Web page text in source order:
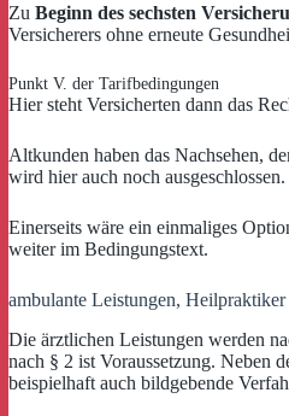
Zu Beginn des sechsten
Versicherers ohne erneute
Punkt V. der Tarifbedingungen
Hier steht Versicherten dann das
Altkunden haben das Nachsehen,
wird hier auch noch
Einerseits wäre ein einmaliges
weiter im Bedingungstext.
ambulante Leistungen,
Die ärztlichen Leistungen werden
nach § 2 ist Voraussetzung. Neben
beispielhaft auch bildgebende